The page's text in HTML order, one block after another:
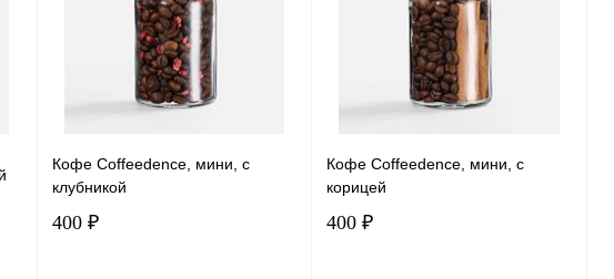
В избранное Под заказ В избранное Под заказ
Кофе Coffeedence, мини, с
клубникой
400 ₽
Кофе Coffeedence, мини, с
корицей
400 ₽